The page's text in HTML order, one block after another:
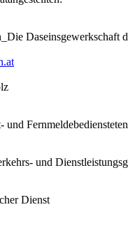
Daseinsgewerkschaft
und Fernmeldebediensteten
und
Dienst